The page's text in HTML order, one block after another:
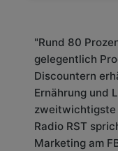
"Rund 80
gelegentlich
Discountern
Ernährung und
zweitwichtigste
Radio RST
Marketing am